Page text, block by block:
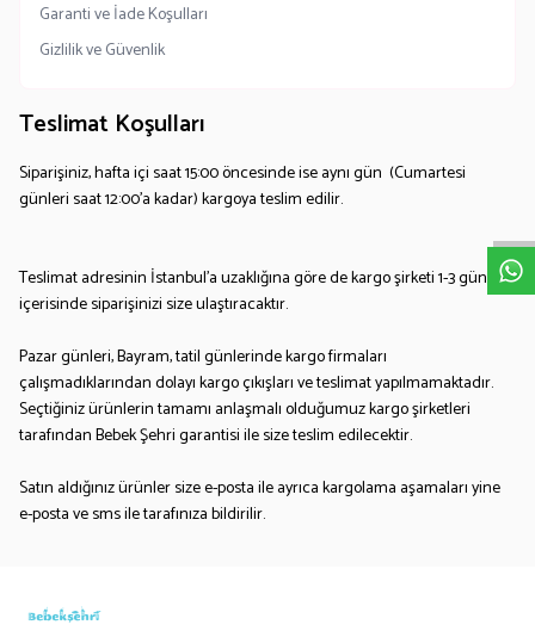
Garanti ve İade Koşulları
Gizlilik ve Güvenlik
Teslimat Koşulları
Siparişiniz, hafta içi saat 15:00 öncesinde ise aynı gün (Cumartesi
günleri saat 12:00'a kadar) kargoya teslim edilir.
Teslimat adresinin İstanbul'auzaklığına göre de kargo şirketi 1-3 gün
içerisinde siparişinizi size ulaştıracaktır.
Pazar günleri, Bayram, tatil günlerinde kargo firmaları
çalışmadıklarından dolayı kargo çıkışları ve teslimat yapılmamaktadır.
Seçtiğiniz ürünlerin tamamı anlaşmalı olduğumuz kargo şirketleri
tarafından Bebek Şehri garantisi ile size teslim edilecektir.
Satın aldığınız ürünler size e-posta ile ayrıca kargolama aşamaları yine
e-posta ve sms ile tarafınıza bildirilir.